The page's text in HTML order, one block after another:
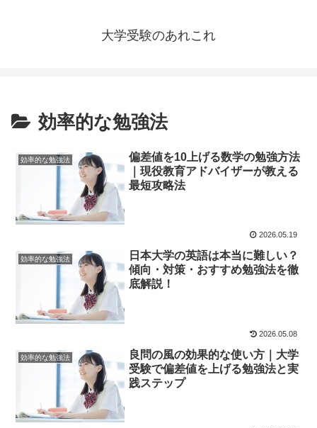
大学受験のあれこれ
効率的な勉強法
効率的な勉強法
偏差値を10上げる数学の勉強方法
｜現役教育アドバイザーが教える
最短攻略法
2026.05.19
効率的な勉強法
日本大学の英語は本当に難しい？
傾向・対策・おすすめ勉強法を徹
底解説！
2026.05.08
効率的な勉強法
良問の風の効果的な使い方｜大学
受験で偏差値を上げる勉強法と実
践ステップ